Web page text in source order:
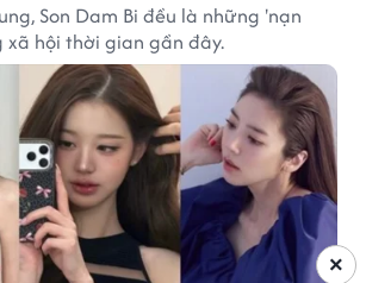
Son Dam Bi đều là những 'nạn
xã hội thời gian gần đây.
×